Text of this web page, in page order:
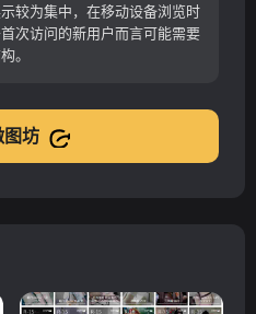
较为集中，在移动设备浏览时
次访问的新用户而言可能需要
。
坊